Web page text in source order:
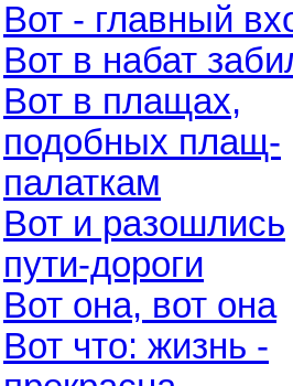
Вот - главный
Вот в набат
Вот в плащах,
подобных плащ-
палаткам
Вот и разошлись
пути-дороги
Вот она, вот она
Вот что: жизнь -